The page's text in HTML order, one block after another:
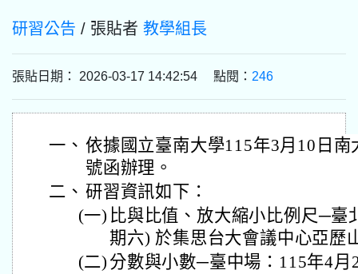
研習公告 / 張貼者 教學組長
張貼日期： 2026-03-17 14:42:54 點閱： 246
一、 依據國立臺南大學115年3月10日南
號函辦理。
二、 研習資訊如下：
(一) 比與比值、放大縮小比例尺─臺
期六) 於集思台大會議中心亞歷
(二) 分數與小數─臺中場：115年4